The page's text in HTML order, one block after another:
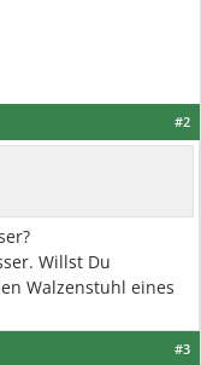
#2
Willst Du
Walzenstuhl eines
#3